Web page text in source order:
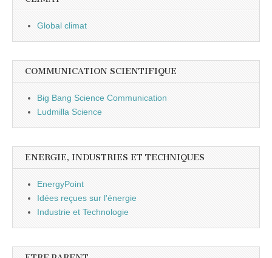
Global climat
COMMUNICATION SCIENTIFIQUE
Big Bang Science Communication
Ludmilla Science
ENERGIE, INDUSTRIES ET TECHNIQUES
EnergyPoint
Idées reçues sur l'énergie
Industrie et Technologie